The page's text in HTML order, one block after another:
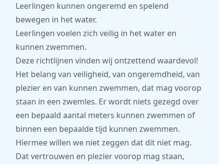
Leerlingen kunnen ongeremd en spelend
bewegen in het water.
Leerlingen voelen zich veilig in het water en
kunnen zwemmen.
Deze richtlijnen vinden wij ontzettend waardevol!
Het belang van veiligheid, van ongeremdheid, van
plezier en van kunnen zwemmen, dat mag voorop
staan in een zwemles. Er wordt niets gezegd over
een bepaald aantal meters kunnen zwemmen of
binnen een bepaalde tijd kunnen zwemmen.
Hiermee willen we niet zeggen dat dit niet mag.
Dat vertrouwen en plezier voorop mag staan,